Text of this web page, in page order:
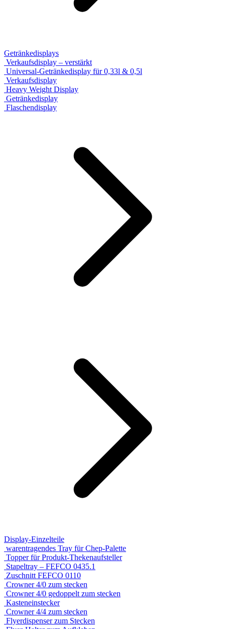
Getränkedisplays
Verkaufsdisplay – verstärkt
Universal-Getränkedisplay für 0,33l & 0,5l
Verkaufsdisplay
Heavy Weight Display
Getränkedisplay
Flaschendisplay
Display-Einzelteile
warentragendes Tray für Chep-Palette
Topper für Produkt-Thekenaufsteller
Stapeltray – FEFCO 0435.1
Zuschnitt FEFCO 0110
Crowner 4/0 zum stecken
Crowner 4/0 gedoppelt zum stecken
Kasteneinstecker
Crowner 4/4 zum stecken
Flyerdispenser zum Stecken